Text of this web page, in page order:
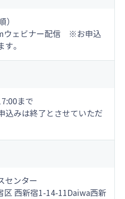
）
ウェビナー配信 ※お申込
。
まで
込みは終了とさせていただ
センター
区 西新宿1-14-11Daiwa西新